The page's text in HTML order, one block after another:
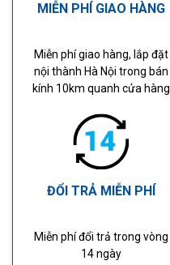
MIỄN PHÍ GIAO HÀNG
Miễn phí giao hàng, lắp đặt
nội thành Hà Nội trong bán
kính 10km quanh cửa hàng
ĐỔI TRẢ MIỄN PHÍ
Miễn phí đổi trả trong vòng
14 ngày